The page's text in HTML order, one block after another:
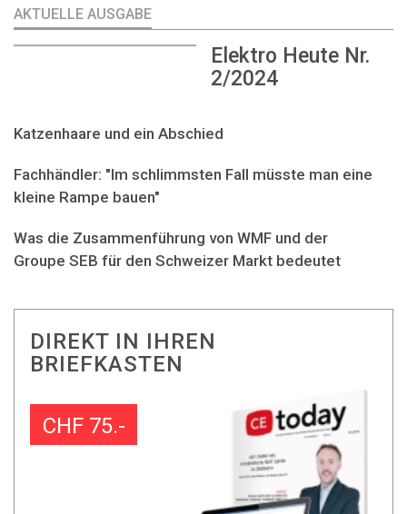
AKTUELLE AUSGABE
Elektro Heute Nr.
2/2024
Katzenhaare und ein Abschied
Fachhändler: "Im schlimmsten Fall müsste man eine
kleine Rampe bauen"
Was die Zusammenführung von WMF und der
Groupe SEB für den Schweizer Markt bedeutet
DIREKT IN IHREN
BRIEFKASTEN
CHF 75.-